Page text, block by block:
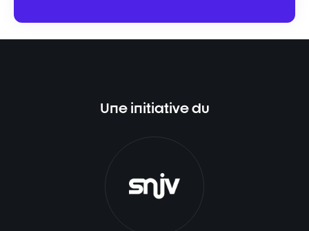
Une initiative du